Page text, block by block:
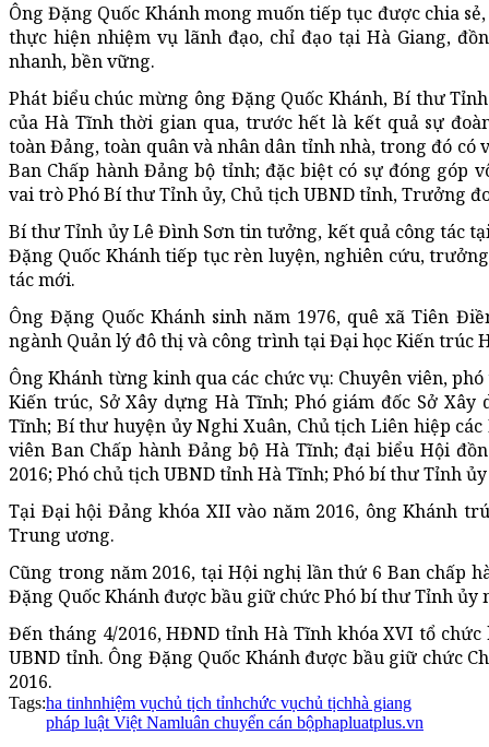
Ông Đặng Quốc Khánh mong muốn tiếp tục được chia
thực hiện nhiệm vụ lãnh đạo, chỉ đạo tại Hà Giang,
nhanh, bền vững.
Phát biểu chúc mừng ông Đặng Quốc Khánh, Bí thư
của Hà Tĩnh thời gian qua, trước hết là kết quả sự
toàn Đảng, toàn quân và nhân dân tỉnh nhà, trong đó có
Ban Chấp hành Đảng bộ tỉnh; đặc biệt có sự đóng góp
vai trò Phó Bí thư Tỉnh ủy, Chủ tịch UBND tỉnh, Trưởng
Bí thư Tỉnh ủy Lê Đình Sơn tin tưởng, kết quả công tác
Đặng Quốc Khánh tiếp tục rèn luyện, nghiên cứu,
tác mới.
Ông Đặng Quốc Khánh sinh năm 1976, quê xã Tiên
ngành Quản lý đô thị và công trình tại Đại học Kiến trúc
Ông Khánh từng kinh qua các chức vụ: Chuyên viên,
Kiến trúc, Sở Xây dựng Hà Tĩnh; Phó giám đốc Sở
Tĩnh; Bí thư huyện ủy Nghi Xuân, Chủ tịch Liên hiệp
viên Ban Chấp hành Đảng bộ Hà Tĩnh; đại biểu Hội
2016; Phó chủ tịch UBND tỉnh Hà Tĩnh; Phó bí thư Tỉnh
Tại Đại hội Đảng khóa XII vào năm 2016, ông Khánh
Trung ương.
Cũng trong năm 2016, tại Hội nghị lần thứ 6 Ban chấp
Đặng Quốc Khánh được bầu giữ chức Phó bí thư Tỉnh ủy
Đến tháng 4/2016, HĐND tỉnh Hà Tĩnh khóa XVI tổ
UBND tỉnh. Ông Đặng Quốc Khánh được bầu giữ chức
2016.
Tags:ha tinhnhiệm vụchủ tịch tỉnhchức vụchủ tịchhà giang
pháp luật Việt Namluân chuyển cán bộphapluatplus.vn